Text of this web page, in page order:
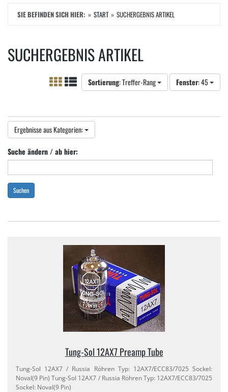
SIE BEFINDEN SICH HIER: START SUCHERGEBNIS ARTIKEL
SUCHERGEBNIS ARTIKEL
Sortierung: Treffer-Rang Fenster: 45
Ergebnisse aus Kategorien:
Suche ändern / ab hier:
Suchen
Tung-​Sol 12AX7 Preamp Tube
Tung-​Sol 12AX7 / Russia Röhren Typ: 12AX7/​ECC83/​7025 Sockel:
Noval(9 Pin) Tung-​Sol 12AX7 / Russia Röhren Typ: 12AX7/​ECC83/​7025
Sockel: Noval(9 Pin)